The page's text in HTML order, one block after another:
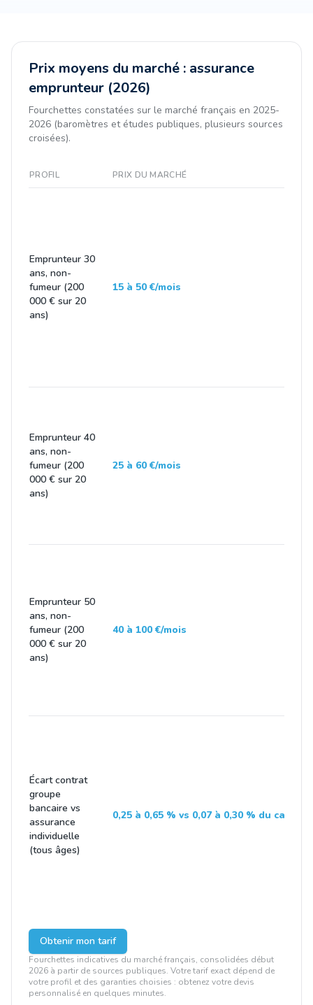
Prix moyens du marché : assurance
emprunteur (2026)
Fourchettes constatées sur le marché français en 2025-
2026 (baromètres et études publiques, plusieurs sources
croisées).
PROFIL PRIX DU MARCHÉ
Emprunteur 30
ans, non-
fumeur (200
000 € sur 20
ans)
15 à 50 €/mois
Emprunteur 40
ans, non-
fumeur (200
000 € sur 20
ans)
25 à 60 €/mois
Emprunteur 50
ans, non-
fumeur (200
000 € sur 20
ans)
40 à 100 €/mois
Écart contrat
groupe
bancaire vs
assurance
individuelle
(tous âges)
0,25 à 0,65 % vs 0,07 à 0,30 % du capital
Obtenir mon tarif
Fourchettes indicatives du marché français, consolidées début
2026 à partir de sources publiques. Votre tarif exact dépend de
votre profil et des garanties choisies : obtenez votre devis
personnalisé en quelques minutes.